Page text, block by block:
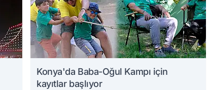
Konya'da Baba-Oğul Kampı için
kayıtlar başlıyor